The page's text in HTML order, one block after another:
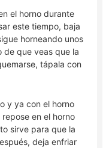
el horno durante
este tiempo, baja
horneando unos
de que veas que la
tápala con
y ya con el horno
en el horno
sirve para que la
deja enfriar